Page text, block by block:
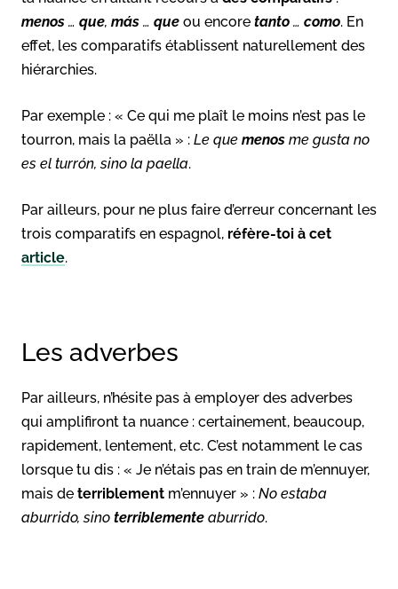
menos … que, más … que ou encore tanto … como. En
effet, les comparatifs établissent naturellement des
hiérarchies.
Par exemple : « Ce qui me plaît le moins n’est pas le
tourron, mais la paëlla » : Le que menos me gusta no
es el turrón, sino la paella.
Par ailleurs, pour ne plus faire d’erreur concernant les
trois comparatifs en espagnol, réfère-toi à cet
article.
Les adverbes
Par ailleurs, n’hésite pas à employer des adverbes
qui amplifiront ta nuance : certainement, beaucoup,
rapidement, lentement, etc. C’est notamment le cas
lorsque tu dis : « Je n’étais pas en train de m’ennuyer,
mais de terriblement m’ennuyer » : No estaba
aburrido, sino terriblemente aburrido.